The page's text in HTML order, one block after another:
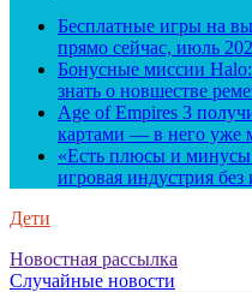
Бесплатные игры на
прямо сейчас, июль
Бонусные миссии
знать о новшестве
Age of Empires 3
картами — в него уже
«Есть плюсы и
игровая индустрия без
Дети
Новостная рассылка
Случайные новости